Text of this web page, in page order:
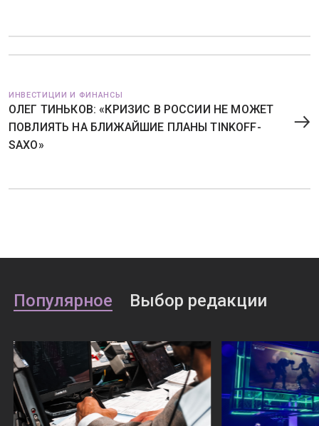
ИНВЕСТИЦИИ И ФИНАНСЫ
ОЛЕГ ТИНЬКОВ: «КРИЗИС В РОССИИ НЕ МОЖЕТ
ПОВЛИЯТЬ НА БЛИЖАЙШИЕ ПЛАНЫ TINKOFF-
SAXO»
Популярное Выбор редакции